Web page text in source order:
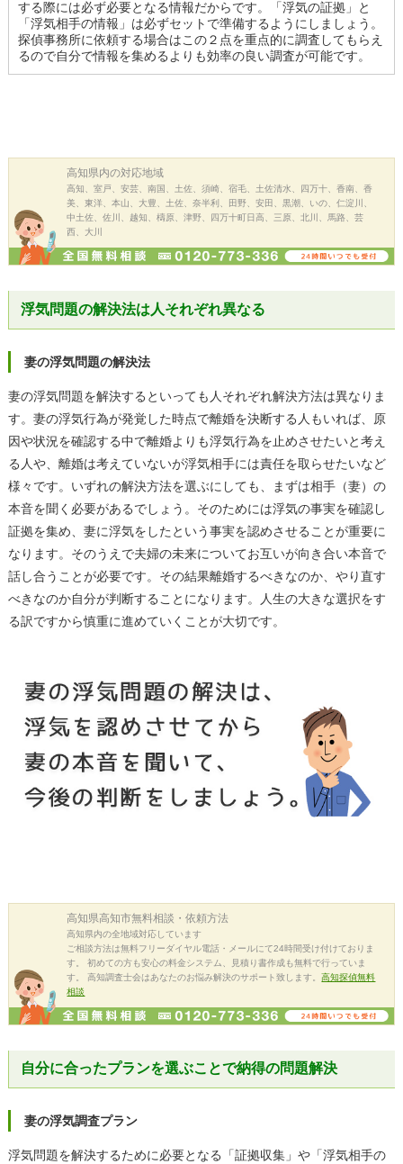
する際には必ず必要となる情報だからです。「浮気の証拠」と
「浮気相手の情報」は必ずセットで準備するようにしましょう。
探偵事務所に依頼する場合はこの２点を重点的に調査してもらえ
るので自分で情報を集めるよりも効率の良い調査が可能です。
高知県内の対応地域
高知、室戸、安芸、南国、土佐、須崎、宿毛、土佐清水、四万十、香南、香
美、東洋、本山、大豊、土佐、奈半利、田野、安田、黒潮、いの、仁淀川、
中土佐、佐川、越知、檮原、津野、四万十町日高、三原、北川、馬路、芸
西、大川
浮気問題の解決法は人それぞれ異なる
妻の浮気問題の解決法
妻の浮気問題を解決するといっても人それぞれ解決方法は異なりま
す。妻の浮気行為が発覚した時点で離婚を決断する人もいれば、原
因や状況を確認する中で離婚よりも浮気行為を止めさせたいと考え
る人や、離婚は考えていないが浮気相手には責任を取らせたいなど
様々です。いずれの解決方法を選ぶにしても、まずは相手（妻）の
本音を聞く必要があるでしょう。そのためには浮気の事実を確認し
証拠を集め、妻に浮気をしたという事実を認めさせることが重要に
なります。そのうえで夫婦の未来についてお互いが向き合い本音で
話し合うことが必要です。その結果離婚するべきなのか、やり直す
べきなのか自分が判断することになります。人生の大きな選択をす
る訳ですから慎重に進めていくことが大切です。
高知県高知市無料相談・依頼方法
高知県内の全地域対応しています
ご相談方法は無料フリーダイヤル電話・メールにて24時間受け付けておりま
す。 初めての方も安心の料金システム、見積り書作成も無料で行っていま
す。 高知調査士会はあなたのお悩み解決のサポート致します。高知探偵無料
相談
自分に合ったプランを選ぶことで納得の問題解決
妻の浮気調査プラン
浮気問題を解決するために必要となる「証拠収集」や「浮気相手の